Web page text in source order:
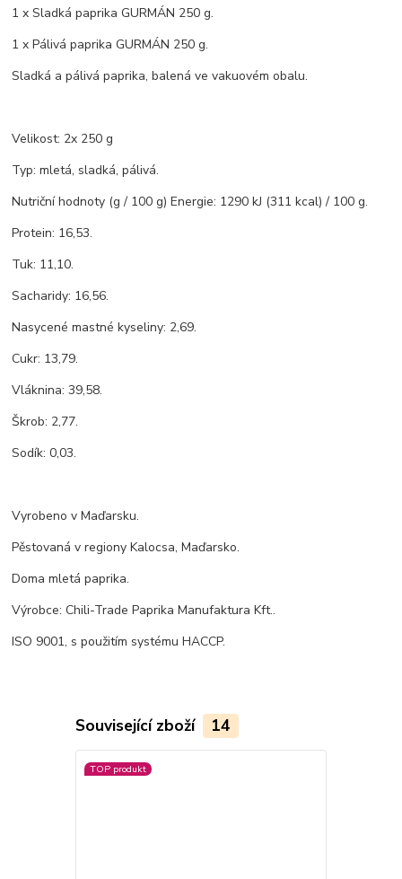
1 x Sladká paprika GURMÁN 250 g.
1 x Pálivá paprika GURMÁN 250 g.
Sladká a pálivá paprika, balená ve vakuovém obalu.
Velikost: 2x 250 g
Typ: mletá, sladká, pálivá.
Nutriční hodnoty (g / 100 g) Energie: 1290 kJ (311 kcal) / 100 g.
Protein: 16,53.
Tuk: 11,10.
Sacharidy: 16,56.
Nasycené mastné kyseliny: 2,69.
Cukr: 13,79.
Vláknina: 39,58.
Škrob: 2,77.
Sodík: 0,03.
Vyrobeno v Maďarsku.
Pěstovaná v regiony Kalocsa, Maďarsko.
Doma mletá paprika.
Výrobce: Chili-Trade Paprika Manufaktura Kft..
ISO 9001, s použitím systému HACCP.
Související zboží 14
TOP produkt